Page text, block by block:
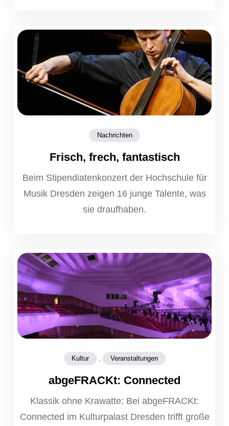
Nachrichten
Frisch, frech, fantastisch
Beim Stipendiatenkonzert der Hochschule für
Musik Dresden zeigen 16 junge Talente, was
sie draufhaben.
Kultur , Veranstaltungen
abgeFRACKt: Connected
Klassik ohne Krawatte: Bei abgeFRACKt:
Connected im Kulturpalast Dresden trifft große